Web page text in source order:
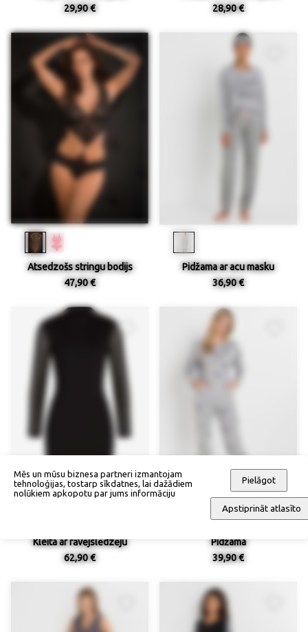
29,90 €
28,90 €
Atsedzošs stringu bodijs
47,90 €
Pidžama ar acu masku
36,90 €
Kleita ar rāvējslēdzēju
62,90 €
Pidžama
39,90 €
Mēs un mūsu biznesa partneri izmantojam
tehnoloģijas, tostarp sīkdatnes, lai dažādiem
nolūkiem apkopotu par jums informāciju
Pielāgot
Apstiprināt atlasīto